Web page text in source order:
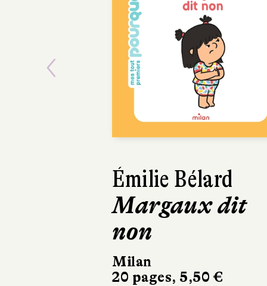
Aurélie Sarrazin
Félix apprend
les règles
Milan
22 pages, 5,50 €
Previous